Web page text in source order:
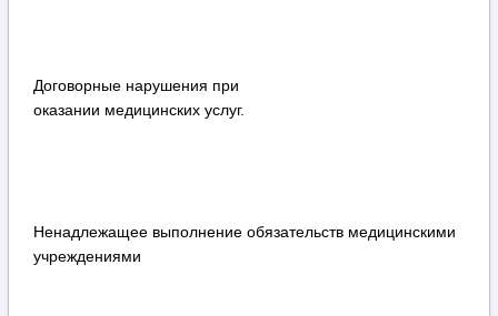
Договорные нарушения при
оказании медицинских услуг.
Ненадлежащее выполнение обязательств медицинскими
учреждениями